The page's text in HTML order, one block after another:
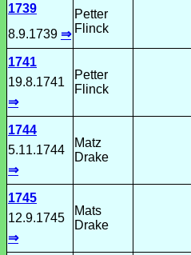
1739
8.9.1739 ⇒
Petter
Flinck
1741
19.8.1741
⇒
Petter
Flinck
1744
5.11.1744
⇒
Matz
Drake
1745
12.9.1745
⇒
Mats
Drake